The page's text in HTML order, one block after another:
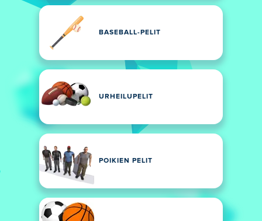
BASEBALL-PELIT
URHEILUPELIT
POIKIEN PELIT